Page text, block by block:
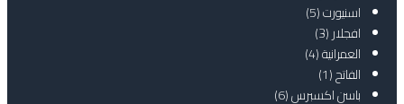
اسنيورت(5)
افجلار(3)
العمرانية(4)
الفاتح(1)
باسن اكسبرس(6)